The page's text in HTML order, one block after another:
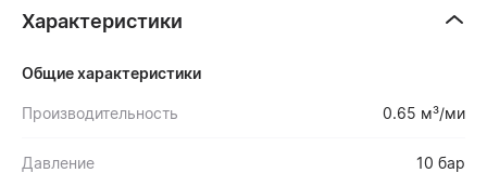
Характеристики
Общие характеристики
Производительность 0.65 м³/ми
Давление 10 бар